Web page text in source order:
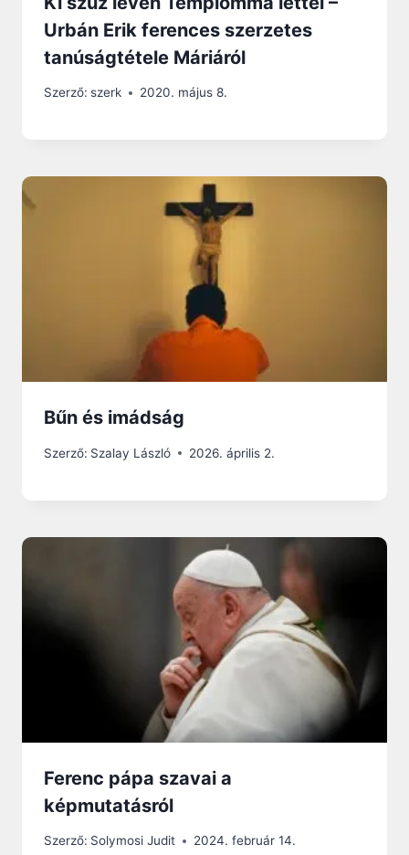
Urbán Erik ferences szerzetes
tanúságtétele Máriáról
Szerző: szerk 2020. május 8.
Bűn és imádság
Szerző: Szalay László 2026. április 2.
Ferenc pápa szavai a
képmutatásról
Szerző: Solymosi Judit 2024. február 14.